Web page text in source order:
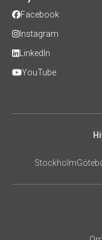
Facebook
Instagram
LinkedIn
YouTube
Stockholm